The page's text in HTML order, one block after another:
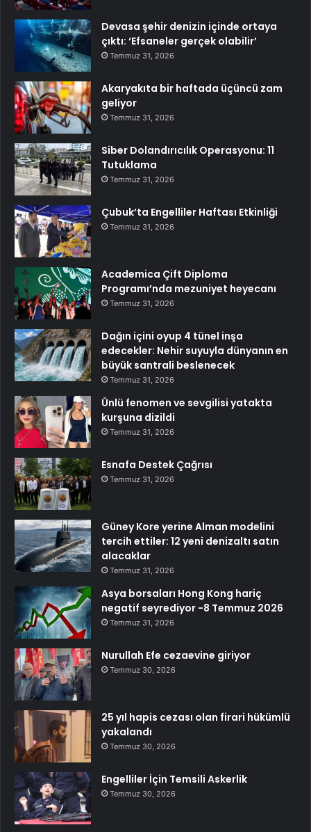
Devasa şehir denizin içinde ortaya
çıktı: ‘Efsaneler gerçek olabilir’
Temmuz 31, 2026
Akaryakıta bir haftada üçüncü zam
geliyor
Temmuz 31, 2026
Siber Dolandırıcılık Operasyonu: 11
Tutuklama
Temmuz 31, 2026
Çubuk’ta Engelliler Haftası Etkinliği
Temmuz 31, 2026
Academica Çift Diploma
Programı’nda mezuniyet heyecanı
Temmuz 31, 2026
Dağın içini oyup 4 tünel inşa
edecekler: Nehir suyuyla dünyanın en
büyük santrali beslenecek
Temmuz 31, 2026
Ünlü fenomen ve sevgilisi yatakta
kurşuna dizildi
Temmuz 31, 2026
Esnafa Destek Çağrısı
Temmuz 31, 2026
Güney Kore yerine Alman modelini
tercih ettiler: 12 yeni denizaltı satın
alacaklar
Temmuz 31, 2026
Asya borsaları Hong Kong hariç
negatif seyrediyor -8 Temmuz 2026
Temmuz 31, 2026
Nurullah Efe cezaevine giriyor
Temmuz 30, 2026
25 yıl hapis cezası olan firari hükümlü
yakalandı
Temmuz 30, 2026
Engelliler İçin Temsili Askerlik
Temmuz 30, 2026